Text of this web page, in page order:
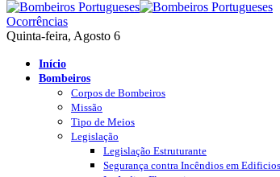
Ocorrências
Quinta-feira, Agosto 6
Início
Bombeiros
Corpos de Bombeiros
Missão
Tipo de Meios
Legislação
Legislação Estruturante
Segurança contra Incêndios em Edificios